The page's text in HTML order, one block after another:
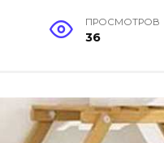
ПРОСМОТРОВ
36